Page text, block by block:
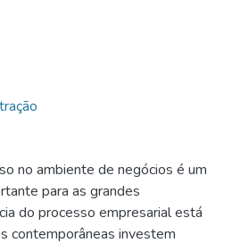
no ambiente de negócios é um
para as grandes
do processo empresarial está
contemporâneas investem